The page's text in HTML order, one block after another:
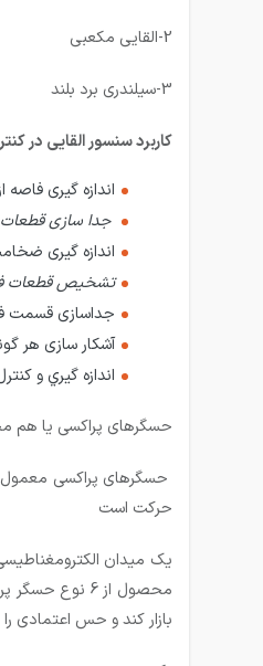
2-القایی مکعبی
3-سیلندری برد بلند
کاربرد سنسور القایی در
اندازه گيری فاصه
جدا سازی قطعات
اندازه گيری
تشخیص قطعات
جداسازی قسمت
آشکار سازی هر
اندازه گيري و
حسگرهای پراکسی یا هم
حسگرهای پراکسی معمول
حرکت است
محصول از 6
بازار کند و حس اعتمادی